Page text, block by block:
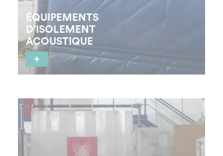
ÉQUIPEMENTS
D’ISOLEMENT
ACOUSTIQUE
+
sons d’un espace à un autre (norme de référence :
EN ISO 717-1)